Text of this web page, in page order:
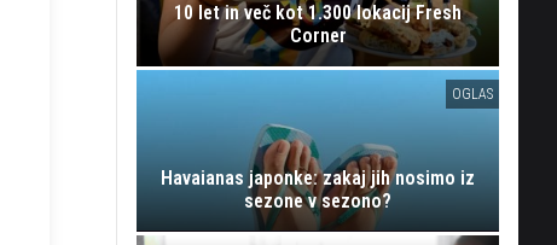
10 let in več kot 1.300 lokacij Fresh
Corner
OGLAS
Havaianas japonke: zakaj jih nosimo iz
sezone v sezono?